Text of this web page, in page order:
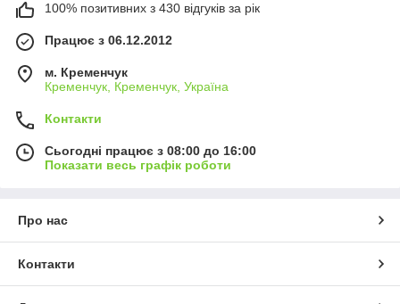
100% позитивних з 430 відгуків за рік
Працює з 06.12.2012
м. Кременчук
Кременчук, Кременчук, Україна
Контакти
Сьогодні працює з 08:00 до 16:00
Показати весь графік роботи
Про нас
Контакти